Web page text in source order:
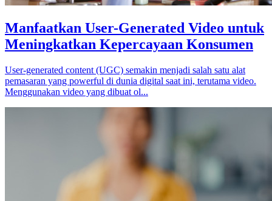
Manfaatkan User-Generated Video untuk
Meningkatkan Kepercayaan Konsumen
User-generated content (UGC) semakin menjadi salah satu alat
pemasaran yang powerful di dunia digital saat ini, terutama video.
Menggunakan video yang dibuat ol...